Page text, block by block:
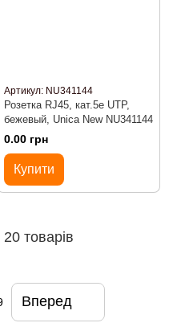
Артикул: NU341144
Розетка RJ45, кат.5e UTP,
бежевый, Unica New NU341144
0.00 грн
Купити
товарів
Вперед